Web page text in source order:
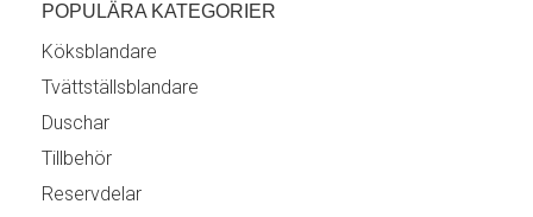
POPULÄRA KATEGORIER
Köksblandare
Tvättställsblandare
Duschar
Tillbehör
Reservdelar